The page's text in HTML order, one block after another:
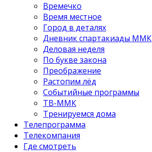
Времечко
Время местное
Город в деталях
Дневник спартакиады ММК
Деловая неделя
По букве закона
Преображение
Растопим лёд
Событийные программы
ТВ-ММК
Тренируемся дома
Телепрограмма
Телекомпания
Где смотреть